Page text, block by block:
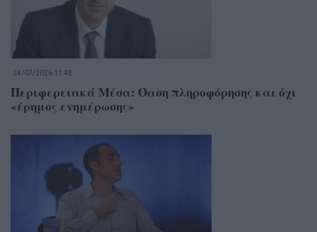
24/07/2026 11:48
Περιφερειακά Μέσα: Όαση πληροφόρησης και όχι
«έρημος ενημέρωσης»